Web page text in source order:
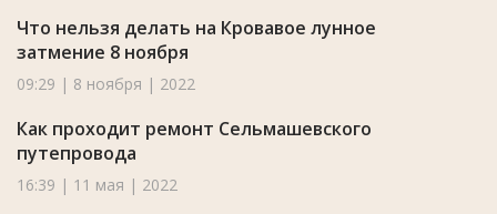
Что нельзя делать на Кровавое лунное
затмение 8 ноября
09:29 | 8 ноября | 2022
Как проходит ремонт Сельмашевского
путепровода
16:39 | 11 мая | 2022